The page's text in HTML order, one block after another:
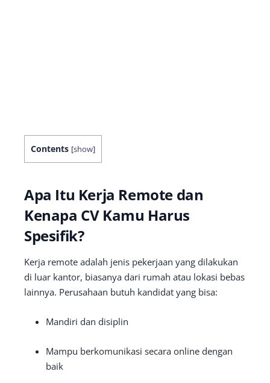
Contents [show]
Apa Itu Kerja Remote dan
Kenapa CV Kamu Harus
Spesifik?
Kerja remote adalah jenis pekerjaan yang dilakukan
di luar kantor, biasanya dari rumah atau lokasi bebas
lainnya. Perusahaan butuh kandidat yang bisa:
Mandiri dan disiplin
Mampu berkomunikasi secara online dengan
baik